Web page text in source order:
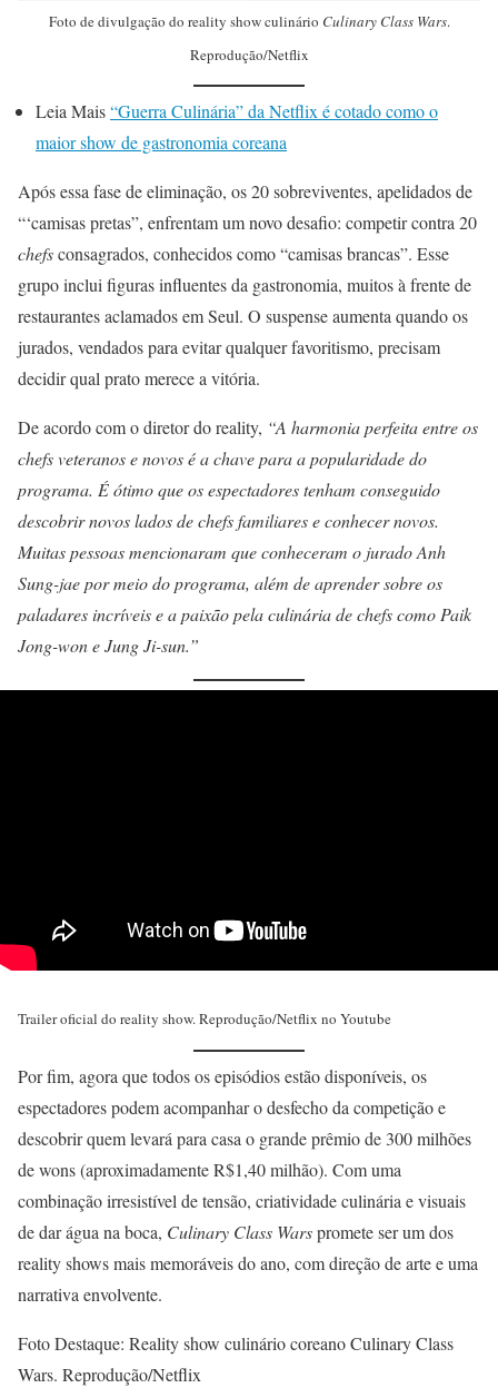
Foto de divulgação do reality show culinário Culinary Class Wars.
Reprodução/Netflix
Leia Mais“Guerra Culinária” da Netflix é cotado como o
maior show de gastronomia coreana
Após essa fase de eliminação, os 20 sobreviventes, apelidados de
“‘camisas pretas”, enfrentam um novo desafio: competir contra 20
chefsconsagrados, conhecidos como “camisas brancas”. Esse
grupo inclui figuras influentes da gastronomia, muitos à frente de
restaurantes aclamados em Seul. O suspense aumenta quando os
jurados, vendados para evitar qualquer favoritismo, precisam
decidir qual prato merece a vitória.
De acordo com o diretor do reality, “A harmonia perfeita entre os
chefs veteranos e novos é a chave para a popularidade do
programa. É ótimo que os espectadores tenham conseguido
descobrir novos lados de chefs familiares e conhecer novos.
Muitas pessoas mencionaram que conheceram o jurado Anh
Sung-jae por meio do programa, além de aprender sobre os
paladares incríveis e a paixão pela culinária de chefs como Paik
Jong-won e Jung Ji-sun.”
Trailer oficial do reality show. Reprodução/Netflix no Youtube
Por fim, agora que todos os episódios estão disponíveis, os
espectadores podem acompanhar o desfecho da competição e
descobrir quem levará para casa o grande prêmio de 300 milhões
de wons (aproximadamente R$1,40 milhão). Com uma
combinação irresistível de tensão, criatividade culinária e visuais
de dar água na boca, Culinary Class Warspromete ser um dos
reality shows mais memoráveis do ano, com direção de arte e uma
narrativa envolvente.
Foto Destaque: Reality show culinário coreano Culinary Class
Wars. Reprodução/Netflix